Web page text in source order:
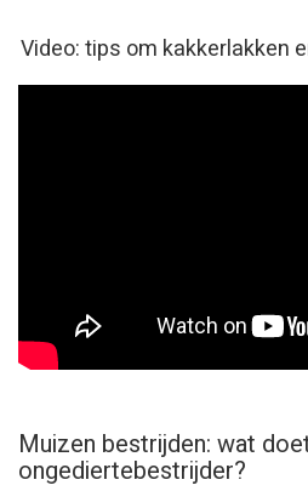
Video: tips om kakkerlakken
Muizen bestrijden: wat
ongediertebestrijder?